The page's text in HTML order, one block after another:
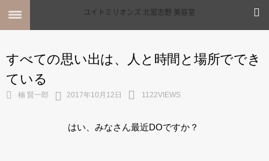
MENU
ホーム
MENU
すべての思い出は、人と時間と場所ででき
ている
楠 賢一郎 2017年10月12日 1122VIEWS
はい、みなさん最近DOですか？